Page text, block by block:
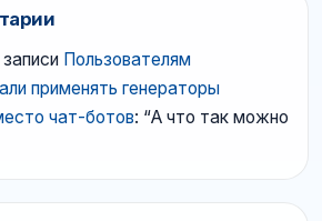
записи Пользователям
применять генераторы
чат-ботов: “А что так можно